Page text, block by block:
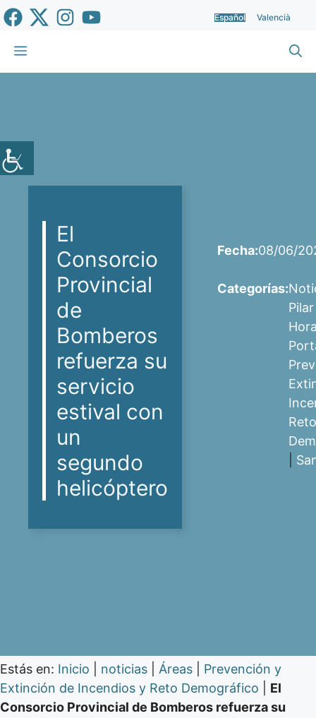
Saltar
al
contenido
Español Valencià
Menú
El
Consorcio
Provincial
de
Bomberos
refuerza su
servicio
estival con
un
segundo
helicóptero
Fecha:08/06/
Categorías:
Reto
Estás en: Inicio noticias Áreas
Prevención y
Extinción de Incendios y Reto Demográfico
El
Consorcio Provincial de Bomberos refuerza su